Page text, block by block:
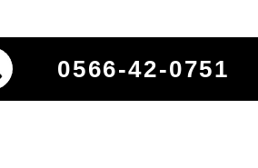
0566-42-0751